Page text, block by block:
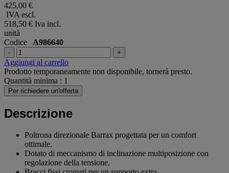
425,00 €
IVA escl.
518,50 € Iva incl.
unità
Codice A986640
- +
Aggiungi al carrello
Prodotto temporaneamente non disponibile, tornerà presto.
Quantità minima : 1
Per richiedere un'offerta
Descrizione
Poltrona direzionale Barrax progettata per un comfort
ottimale.
Dotato di meccanismo di inclinazione multiposizione con
regolazione della tensione.